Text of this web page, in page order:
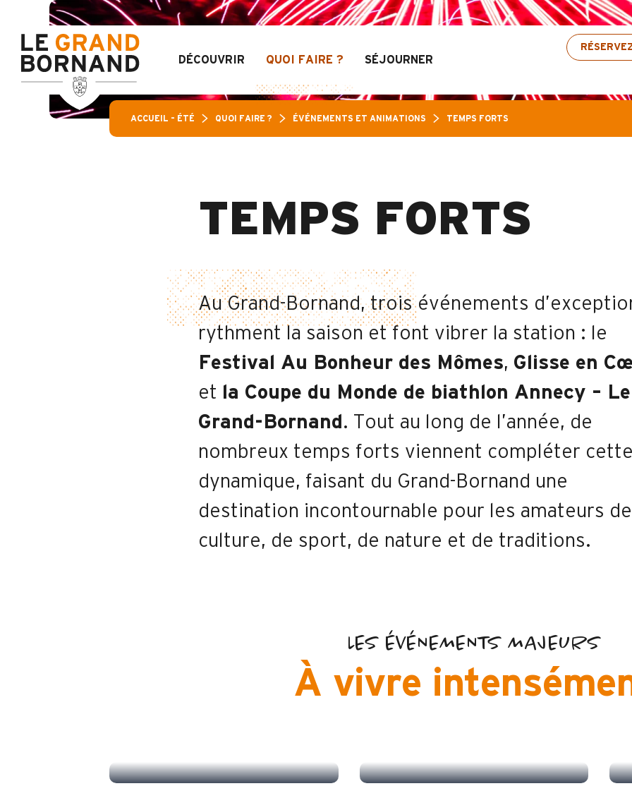
contenu
principal
Pass Loisirs Aravis : Jusqu’à 30% de réduction sur une sélection
DÉCOUVRIR QUOI FAIRE ? SÉJOURNER
ACCUEIL – ÉTÉ QUOI FAIRE ? ÉVÉNEMENTS ET ANIMATIONS TEMPS FORTS
TEMPS FORTS
Au Grand-Bornand, trois événements
rythment la saison et font vibrer la station : le
Festival Au Bonheur des Mômes, Glisse en
et
la Coupe du Monde de biathlon Annecy – Le
Grand-Bornand . Tout au long de l’année, de
nombreux temps forts viennent compléter cette
dynamique, faisant du Grand-Bornand une
destination incontournable pour les amateurs de
culture, de sport, de nature et de traditions.
LES ÉVÉNEMENTS MAJEURS
À vivre